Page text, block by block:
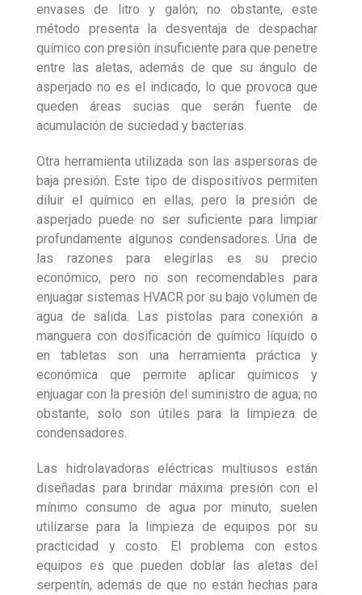
envases de litro y galón; no obstante, este
método presenta la desventaja de despachar
químico con presión insuficiente para que penetre
entre las aletas, además de que su ángulo de
asperjado no es el indicado, lo que provoca que
queden áreas sucias que serán fuente de
acumulación de suciedad y bacterias.
Otra herramienta utilizada son las aspersoras de
baja presión. Este tipo de dispositivos permiten
diluir el químico en ellas, pero la presión de
asperjado puede no ser suficiente para limpiar
profundamente algunos condensadores. Una de
las razones para elegirlas es su precio
económico, pero no son recomendables para
enjuagar sistemas HVACR por su bajo volumen de
agua de salida. Las pistolas para conexión a
manguera con dosificación de químico líquido o
en tabletas son una herramienta práctica y
económica que permite aplicar químicos y
enjuagar con la presión del suministro de agua; no
obstante, solo son útiles para la limpieza de
condensadores.
Las hidrolavadoras eléctricas multiusos están
diseñadas para brindar máxima presión con el
mínimo consumo de agua por minuto, suelen
utilizarse para la limpieza de equipos por su
prac­ticidad y costo. El problema con estos
equipos es que pueden doblar las aletas del
serpentín, además de que no están hechas para